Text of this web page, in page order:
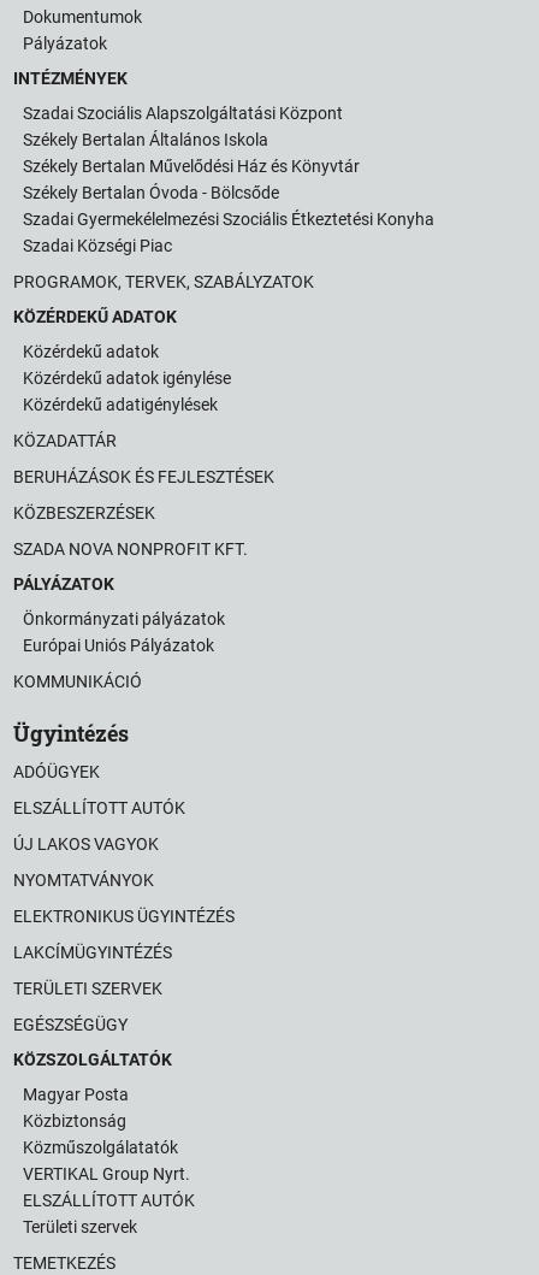
Dokumentumok
Pályázatok
INTÉZMÉNYEK
Szadai Szociális Alapszolgáltatási Központ
Székely Bertalan Általános Iskola
Székely Bertalan Művelődési Ház és Könyvtár
Székely Bertalan Óvoda - Bölcsőde
Szadai Gyermekélelmezési Szociális Étkeztetési Konyha
Szadai Községi Piac
PROGRAMOK, TERVEK, SZABÁLYZATOK
KÖZÉRDEKŰ ADATOK
Közérdekű adatok
Közérdekű adatok igénylése
Közérdekű adatigénylések
KÖZADATTÁR
BERUHÁZÁSOK ÉS FEJLESZTÉSEK
KÖZBESZERZÉSEK
SZADA NOVA NONPROFIT KFT.
PÁLYÁZATOK
Önkormányzati pályázatok
Európai Uniós Pályázatok
KOMMUNIKÁCIÓ
Ügyintézés
ADÓÜGYEK
ELSZÁLLÍTOTT AUTÓK
ÚJ LAKOS VAGYOK
NYOMTATVÁNYOK
ELEKTRONIKUS ÜGYINTÉZÉS
LAKCÍMÜGYINTÉZÉS
TERÜLETI SZERVEK
EGÉSZSÉGÜGY
KÖZSZOLGÁLTATÓK
Magyar Posta
Közbiztonság
Közműszolgálatatók
VERTIKAL Group Nyrt.
ELSZÁLLÍTOTT AUTÓK
Területi szervek
TEMETKEZÉS